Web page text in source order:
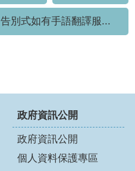
告別式如有手語翻譯服...
政府資訊公開
政府資訊公開
個人資料保護專區